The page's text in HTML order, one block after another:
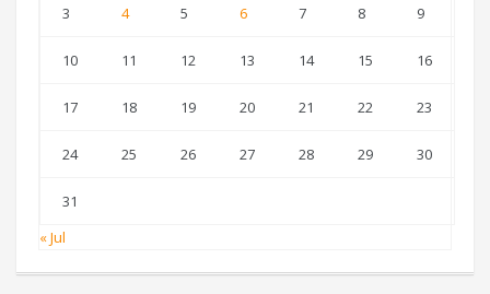
3 4 5 6 7 8 9
10 11 12 13 14 15 16
17 18 19 20 21 22 23
24 25 26 27 28 29 30
31
« Jul